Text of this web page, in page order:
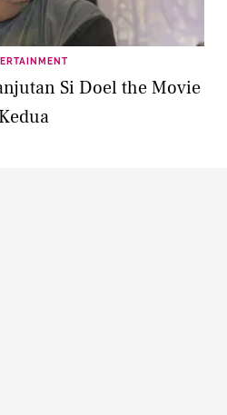
Si Doel the Movie
Kedua